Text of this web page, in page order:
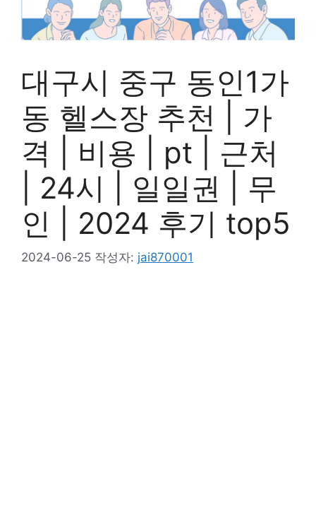
대구시 중구 동인1가
동 헬스장 추천 | 가
격 | 비용 | pt | 근처
| 24시 | 일일권 | 무
인 | 2024 후기 top5
2024-06-25 작성자: jai870001